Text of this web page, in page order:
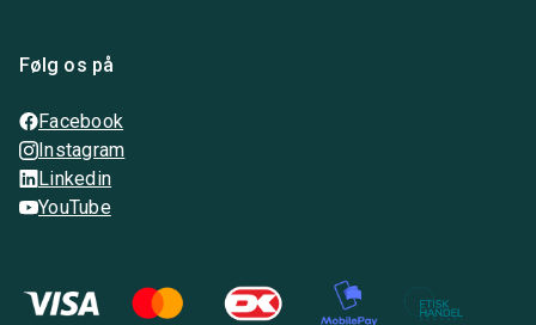
Følg os på
Facebook
Instagram
Linkedin
YouTube